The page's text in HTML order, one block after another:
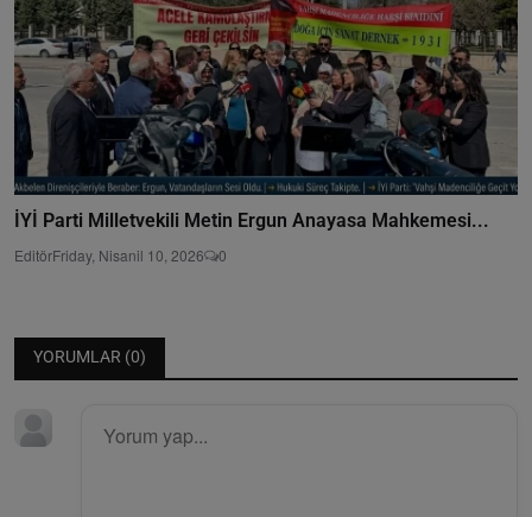
İYİ Parti Milletvekili Metin Ergun Anayasa Mahkemesi...
EditörFriday, Nisanil 10, 2026 0
YORUMLAR (0)